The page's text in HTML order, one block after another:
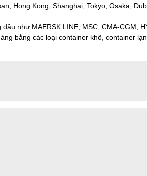
Hong Kong, Shanghai, Tokyo, Osaka,
như MAERSK LINE, MSC, CMA-CGM,
bằng các loại container khô, container